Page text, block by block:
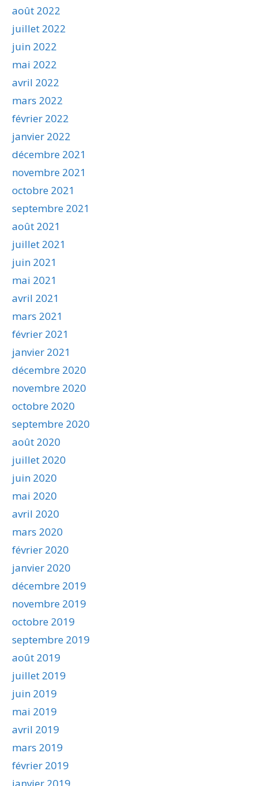
août 2022
juillet 2022
juin 2022
mai 2022
avril 2022
mars 2022
février 2022
janvier 2022
décembre 2021
novembre 2021
octobre 2021
septembre 2021
août 2021
juillet 2021
juin 2021
mai 2021
avril 2021
mars 2021
février 2021
janvier 2021
décembre 2020
novembre 2020
octobre 2020
septembre 2020
août 2020
juillet 2020
juin 2020
mai 2020
avril 2020
mars 2020
février 2020
janvier 2020
décembre 2019
novembre 2019
octobre 2019
septembre 2019
août 2019
juillet 2019
juin 2019
mai 2019
avril 2019
mars 2019
février 2019
janvier 2019